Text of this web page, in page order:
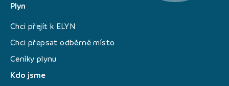
Plyn
Chci přejít k ELYN
Chci přepsat odběrné místo
Ceníky plynu
Kdo jsme